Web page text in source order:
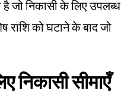
है जो निकासी के लिए उपलब्ध
राशि को घटाने के बाद जो
निकासी सीमाएँ